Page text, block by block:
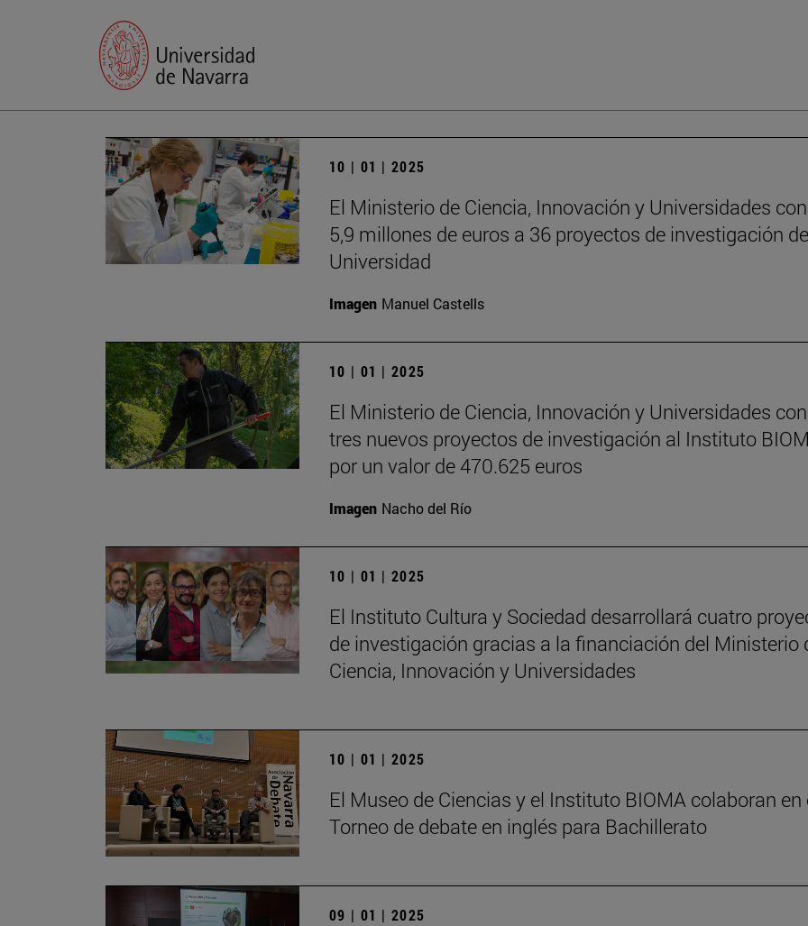
10 | 01 | 2025
El Ministerio de Ciencia, Innovación y Universidades
5,9 millones de euros a 36 proyectos de investigación
Universidad
Imagen Manuel Castells
10 | 01 | 2025
El Ministerio de Ciencia, Innovación y Universidades
tres nuevos proyectos de investigación al Instituto
por un valor de 470.625 euros
Imagen Nacho del Río
10 | 01 | 2025
El Instituto Cultura y Sociedad desarrollará cuatro
de investigación gracias a la financiación del Ministerio
Ciencia, Innovación y Universidades
10 | 01 | 2025
El Museo de Ciencias y el Instituto BIOMA colaboran en
Torneo de debate en inglés para Bachillerato
09 | 01 | 2025